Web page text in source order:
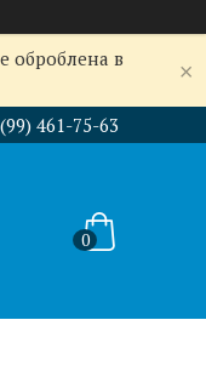
оброблена в
461-75-63